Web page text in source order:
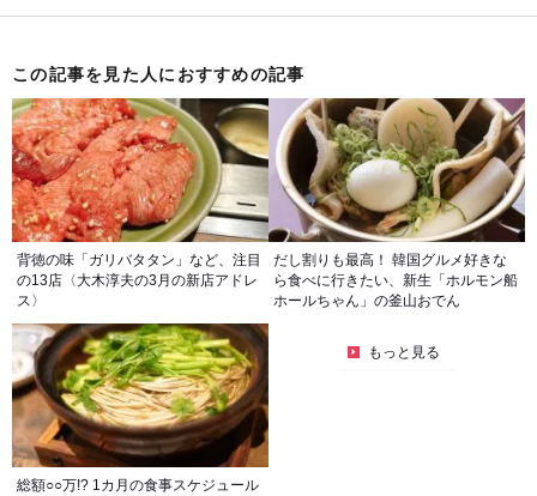
この記事を見た人におすすめの記事
背徳の味「ガリバタタン」など、注目
の13店〈大木淳夫の3月の新店アドレ
ス〉
だし割りも最高！ 韓国グルメ好きな
ら食べに行きたい、新生「ホルモン船
ホールちゃん」の釜山おでん
総額○○万!? 1カ月の食事スケジュール
もっと見る